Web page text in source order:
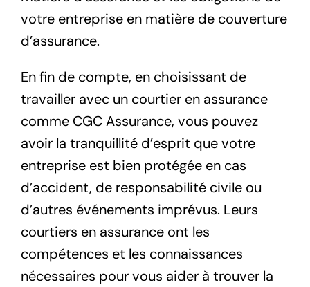
votre entreprise en matière de couverture
d’assurance.
En fin de compte, en choisissant de
travailler avec un courtier en assurance
comme CGC Assurance, vous pouvez
avoir la tranquillité d’esprit que votre
entreprise est bien protégée en cas
d’accident, de responsabilité civile ou
d’autres événements imprévus. Leurs
courtiers en assurance ont les
compétences et les connaissances
nécessaires pour vous aider à trouver la